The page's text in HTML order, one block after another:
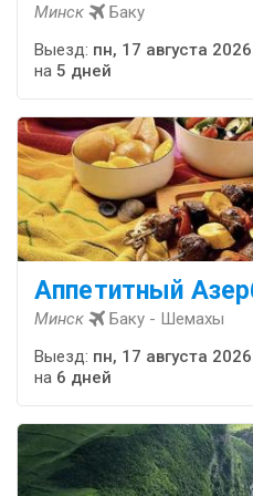
Минск Баку
Выезд: пн, 17 августа 2026
на 5 дней
Аппетитный
Минск Баку - Шемахы
Выезд: пн, 17 августа 2026
на 6 дней